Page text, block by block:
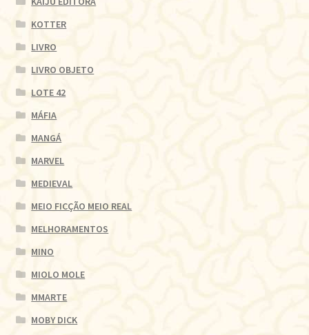
KOTTER
LIVRO
LIVRO OBJETO
LOTE 42
MÁFIA
MANGÁ
MARVEL
MEDIEVAL
MEIO FICÇÃO MEIO REAL
MELHORAMENTOS
MINO
MIOLO MOLE
MMARTE
MOBY DICK